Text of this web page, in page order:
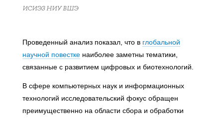
ИСИЭЗ НИУ ВШЭ
Проведенный анализ показал, что в глобальной
научной повестке наиболее заметны тематики,
связанные с развитием цифровых и биотехнологий.
В сфере компьютерных наук и информационных
технологий исследовательский фокус обращен
преимущественно на области сбора и обработки